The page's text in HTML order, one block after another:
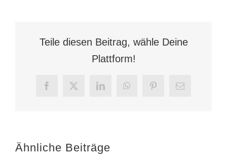
Hessenschau
Teile diesen Beitrag, wähle Deine
Plattform!
Facebook
X LinkedInWhatsAppPinterest
E-
Ähnliche Beiträge